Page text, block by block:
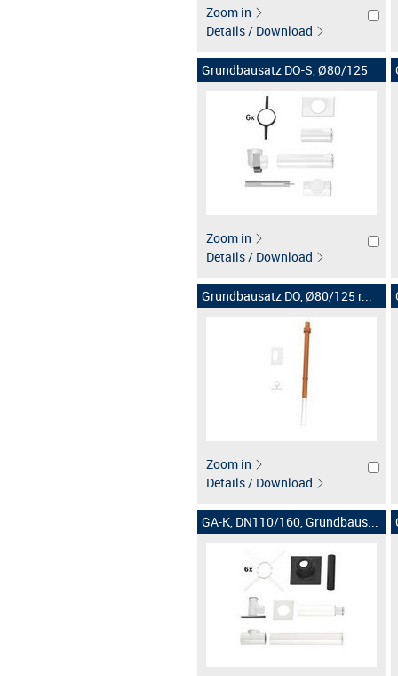
Zoom in
Details / Download
Grundbausatz DO-S, Ø80/125
Zoom in
Details / Download
Grundbausatz DO, Ø80/125 r...
Zoom in
Details / Download
GA-K, DN110/160, Grundbaus...